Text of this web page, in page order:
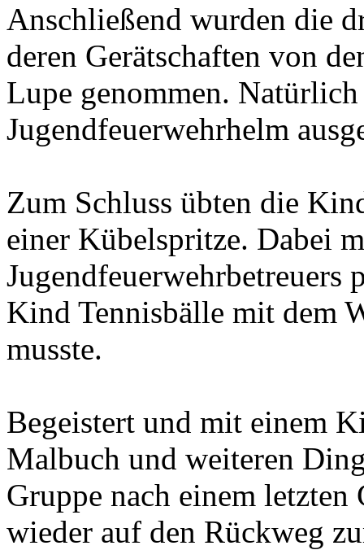
Anschließend wurden die
deren Gerätschaften von
Lupe genommen.
Jugendfeuerwehrhelm
Zum Schluss übten die
einer Kübelspritze. Dabei
Jugendfeuerwehrbetreuers
Kind Tennisbälle mit dem
musste.
Begeistert und mit einem
Malbuch und weiteren
Gruppe nach einem
wieder auf den Rückweg